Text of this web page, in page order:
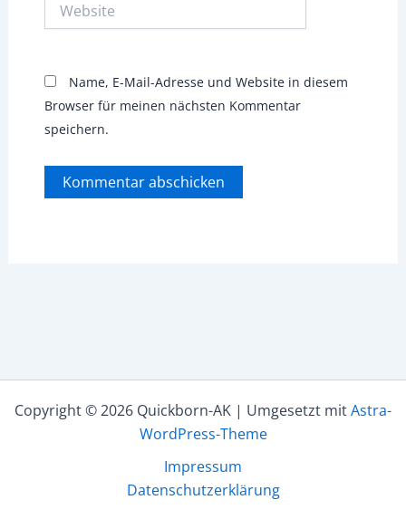
Name, E-Mail-Adresse und Website in diesem
Browser für meinen nächsten Kommentar
speichern.
Copyright © 2026 Quickborn-AK | Umgesetzt mitAstra-
WordPress-Theme
Impressum
Datenschutzerklärung